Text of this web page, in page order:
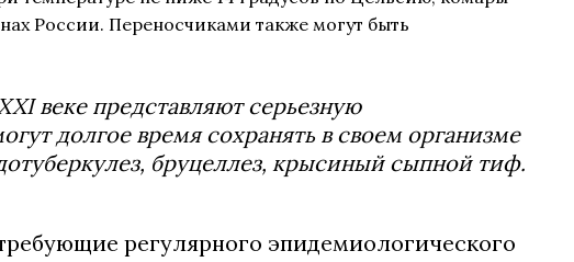
России. Переносчиками также могут быть
веке представляют серьезную
долгое время сохранять в своем организме
бруцеллез, крысиный сыпной тиф.
регулярного эпидемиологического